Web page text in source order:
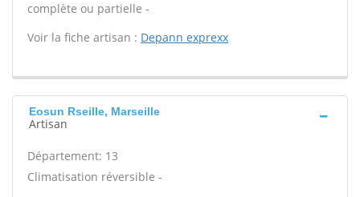
complète ou partielle -
Voir la fiche artisan : Depann exprexx
Eosun Rseille, Marseille
Artisan
Département: 13
Climatisation réversible -